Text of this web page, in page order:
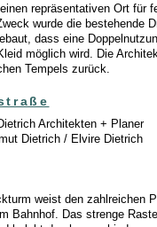
repräsentativen Ort für
wurde die bestehende
dass eine
möglich wird. Die
Tempels zurück.
Architekten + Planer
Dietrich / Elvire Dietrich
weist den zahlreichen
Bahnhof. Das strenge